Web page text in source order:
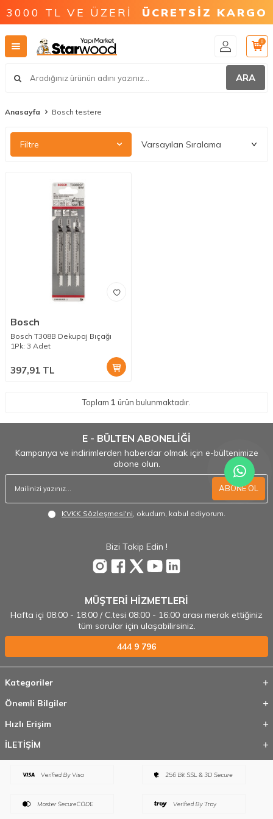
3000 TL VE ÜZERİ ÜCRETSİZ KARGO
ARA
0
Anasayfa Bosch testere
Filtre
Bosch
Bosch T308B Dekupaj Bıçağı
1Pk: 3 Adet
397,91 TL
Toplam 1 ürün bulunmaktadır.
E - BÜLTEN ABONELİĞİ
Kampanya ve indirimlerden haberdar olmak için e-bültenimize
abone olun.
ABONE OL
KVKK Sözleşmesi'ni , okudum, kabul ediyorum.
Bizi Takip Edin !
MÜŞTERİ HİZMETLERİ
Hafta içi 08:00 - 18:00 / C.tesi 08:00 - 16:00 arası merak ettiğiniz
tüm sorular için ulaşabilirsiniz.
444 9 796
Kategoriler
Önemli Bilgiler
Hızlı Erişim
İLETİŞİM